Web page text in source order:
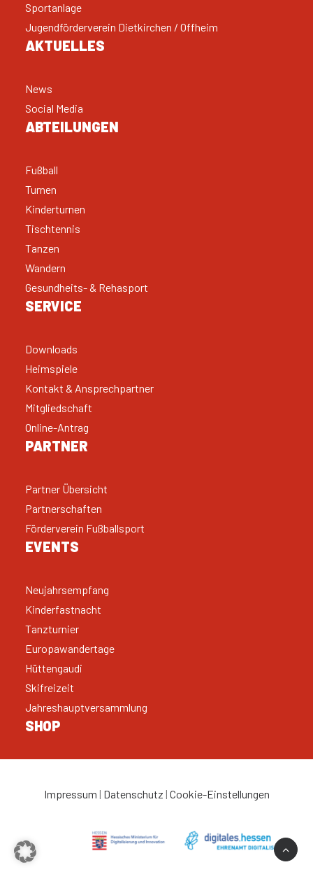
Sportanlage
Jugendförderverein Dietkirchen / Offheim
AKTUELLES
News
Social Media
ABTEILUNGEN
Fußball
Turnen
Kinderturnen
Tischtennis
Tanzen
Wandern
Gesundheits- & Rehasport
SERVICE
Downloads
Heimspiele
Kontakt & Ansprechpartner
Mitgliedschaft
Online-Antrag
PARTNER
Partner Übersicht
Partnerschaften
Förderverein Fußballsport
EVENTS
Neujahrsempfang
Kinderfastnacht
Tanzturnier
Europawandertage
Hüttengaudi
Skifreizeit
Jahreshauptversammlung
SHOP
Impressum | Datenschutz | Cookie-Einstellungen